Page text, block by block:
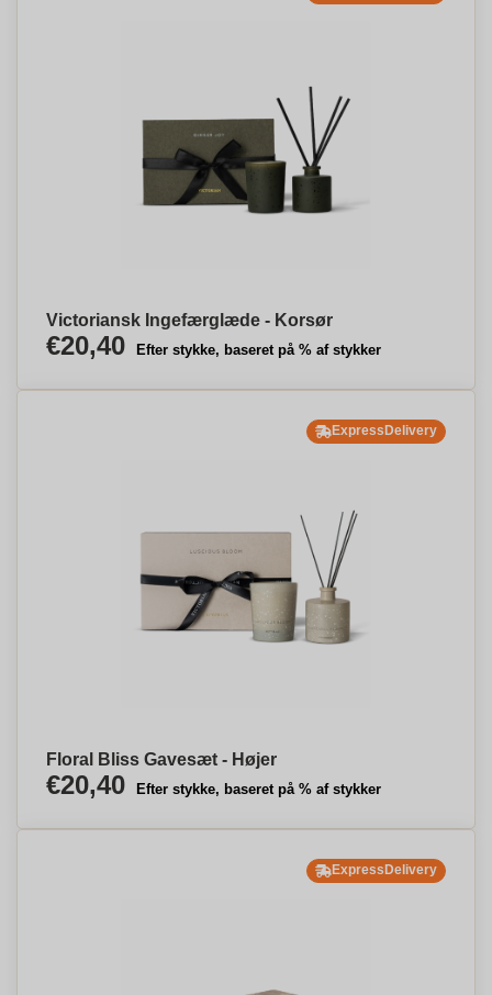
Victoriansk Ingefærglæde - Korsør
€20,40 Efter stykke, baseret på % af stykker
ExpressDelivery
Floral Bliss Gavesæt - Højer
€20,40 Efter stykke, baseret på % af stykker
ExpressDelivery